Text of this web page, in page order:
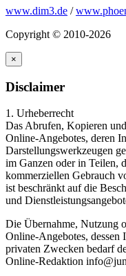
www.dim3.de /
Copyright © 2010-2026
×
Disclaimer
1. Urheberrecht
Das Abrufen, Kopieren
Online-Angebotes, deren
Darstellungswerkzeugen
im Ganzen oder in Teilen,
kommerziellen Gebrauch
ist beschränkt auf die
und
Die Übernahme, Nutzung
Online-Angebotes, dessen
privaten Zwecken bedarf
Online-Redaktion